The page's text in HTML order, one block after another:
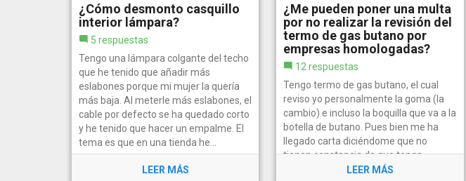
LEER MÁS
¿Cómo desmonto casquillo
interior lámpara?
5 respuestas
Tengo una lámpara colgante del techo
que he tenido que añadir más
eslabones porque mi mujer la quería
más baja. Al meterle más eslabones, el
cable por defecto se ha quedado corto
y he tenido que hacer un empalme. El
tema es que en una tienda he...
LEER MÁS
¿Me pueden poner una multa
por no realizar la revisión del
termo de gas butano por
empresas homologadas?
12 respuestas
Tengo termo de gas butano, el cual
reviso yo personalmente la goma (la
cambio) e incluso la boquilla que va a la
botella de butano. Pues bien me ha
llegado carta diciéndome que no
tienen constancia de que tenga
realizada la revisión y que lo haga o...